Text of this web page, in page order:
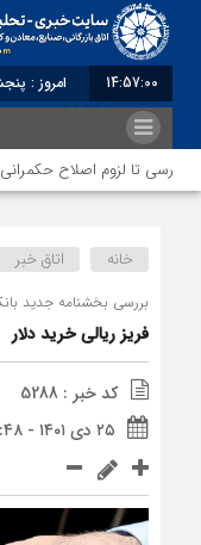
14:57:01 امروز : پنجشنبه - ۱۵
تا لزوم اصلاح حکمرانی در
خانه اتاق خبر
بررسی بخشنامه جدید
فریز ریالی خرید دلار
کد خبر : 5288
۲۵ دی ۱۴۰۱ - ۹:۴۸